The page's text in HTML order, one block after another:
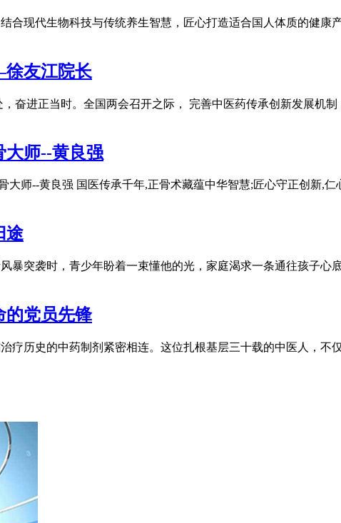
合现代生物科技与传统养生智慧，匠心打造适合国人体质的健康
徐友江院长
奋进正当时。全国两会召开之际， 完善中医药传承创新发展机
大师--黄良强
大师--黄良强 国医传承千年,正骨术藏蕴中华智慧;匠心守正创新,
途
暴突袭时，青少年盼着一束懂他的光，家庭渴求一条通往孩子心
的党员先锋
疗历史的中药制剂紧密相连。这位扎根基层三十载的中医人，不